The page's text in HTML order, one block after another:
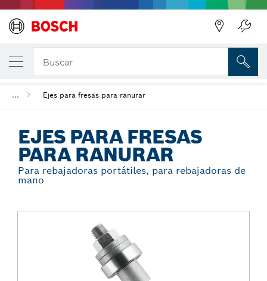
Buscar
... Ejes para fresas para ranurar
EJES PARA FRESAS
PARA RANURAR
Para rebajadoras portátiles, para rebajadoras de
mano
TU VARIANTE SELECCIONADA
Ejes para fresas para ranurar